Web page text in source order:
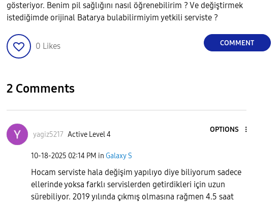
gösteriyor. Benim pil sağlığını nasıl öğrenebilirim ? Ve değiştirmek
istediğimde orijinal Batarya bulabilirmiyim yetkili serviste ?
0 Likes COMMENT
2 Comments
yagiz5217 Active Level 4
OPTIONS
‎10-18-2025 02:14 PM in Galaxy S
Hocam serviste hala değişim yapılıyo diye biliyorum sadece
ellerinde yoksa farklı servislerden getirdikleri için uzun
sürebiliyor. 2019 yılında çıkmış olmasına rağmen 4.5 saat